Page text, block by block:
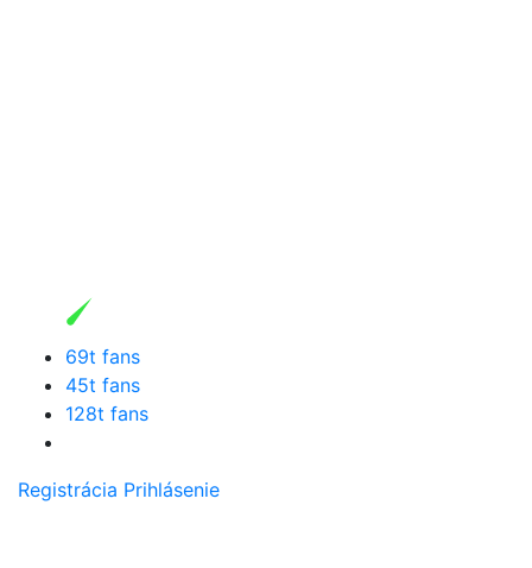
69t fans
45t fans
128t fans
Registrácia Prihlásenie